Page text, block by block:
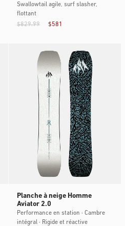
Swallowtail agile, surf slasher,
flottant
$581
$829.99
Planche à neige Homme
Aviator 2.0
Performance en station · Cambre
intégral · Rigide et réactive